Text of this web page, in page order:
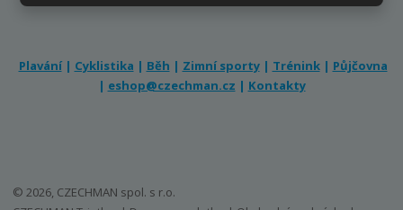
Plavání| Cyklistika | Běh | Zimní sporty | Trénink| Půjčovna
| eshop@czechman.cz | Kontakty
© 2026, CZECHMAN spol. s r.o.